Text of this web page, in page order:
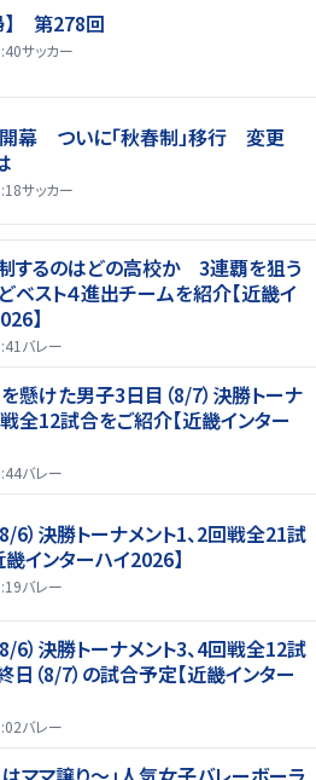
】 第278回
サッカー
開幕 ついに「秋春制」移行 変更
サッカー
するのはどの高校か 3連覇を狙う
ベスト４進出チームを紹介【近畿イ
】
バレー
懸けた男子3日目（8/7）決勝トーナ
戦全12試合をご紹介【近畿インター
バレー
6）決勝トーナメント1、2回戦全21試
インターハイ2026】
バレー
6）決勝トーナメント3、4回戦全12試
（8/7）の試合予定【近畿インター
バレー